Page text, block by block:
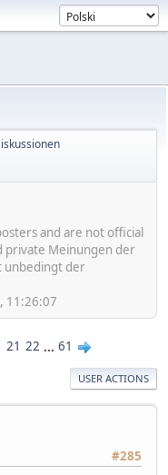
and are not official
private Meinungen der
unbedingt der
11:26:07
21 22 ... 61
USER ACTIONS
#285